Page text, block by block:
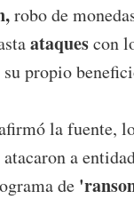
robo de
ataquescon
su propio
la fuente,
atacaron a
de